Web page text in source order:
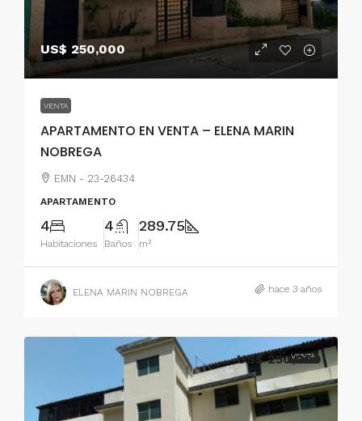
US$ 250,000
VENTA
APARTAMENTO EN VENTA – ELENA MARIN
NOBREGA
EMN - 23-26434
APARTAMENTO
4
Habitaciones
4
Baños
289.75
m²
ELENA MARIN NOBREGA hace 3 años
VENTA
US$ 250,000